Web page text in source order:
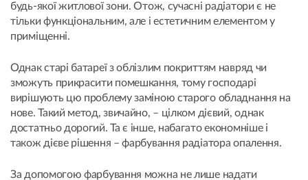
будь-якої житлової зони. Отож, сучасні радіатори є не
тільки функціональним, але і естетичним елементом у
приміщенні.
Однак старі батареї з облізлим покриттям навряд чи
зможуть прикрасити помешкання, тому господарі
вирішують цю проблему заміною старого обладнання на
нове. Такий метод, звичайно, – цілком дієвий, однак
достатньо дорогий. Та є інше, набагато економніше і
також дієве рішення – фарбування радіатора опалення.
За допомогою фарбування можна не лише надати